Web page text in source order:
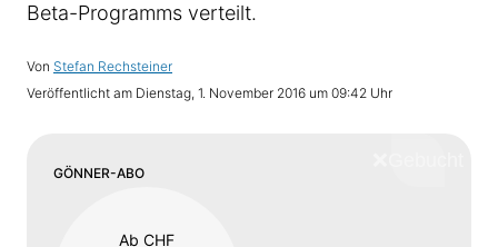
Beta-Programms verteilt.
Von Stefan Rechsteiner
Veröffentlicht am Dienstag, 1. November 2016 um 09:42 Uhr
GÖNNER-ABO
Ab CHF